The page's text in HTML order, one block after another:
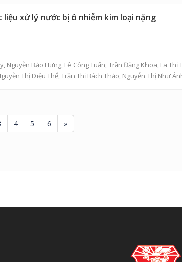
xử lý nước bị ô nhiễm kim loại nặng
, Nguyễn Bảo Hưng, Lê Công Tuấn,Trần Đăng Khoa, Lã Thị
Thị Diệu Thể,Trần Thị Bách Thảo, Nguyễn Thị Như
4 5 6 »